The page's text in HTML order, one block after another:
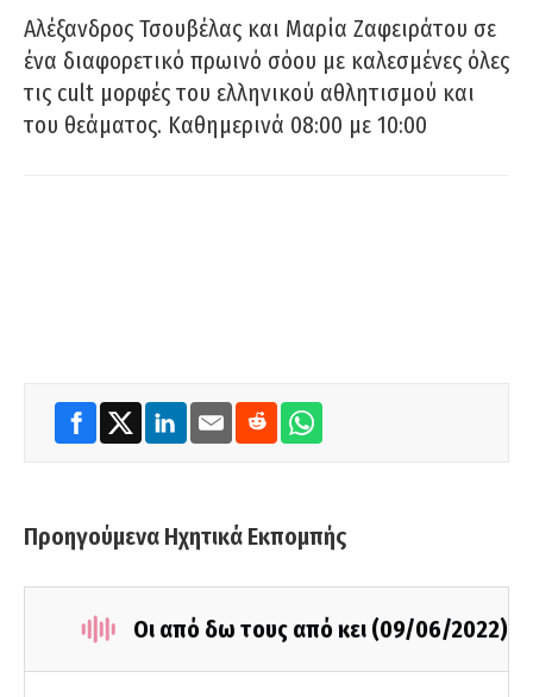
Αλέξανδρος Τσουβέλας και Μαρία Ζαφειράτου σε
ένα διαφορετικό πρωινό σόου με καλεσμένες όλες
τις cult μορφές του ελληνικού αθλητισμού και
του θεάματος. Καθημερινά 08:00 με 10:00
Προηγούμενα Ηχητικά Εκπομπής
Οι από δω τους από κει (09/06/2022)